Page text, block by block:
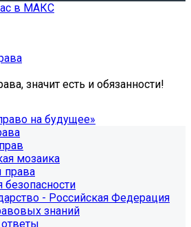
в МАКС
значит есть и обязанности!
на будущее»
мозаика
права
безопасности
- Российская Федерация
знаний